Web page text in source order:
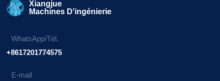
Xiangjue
Machines D'ingénierie
WhatsApp/Tél.
+8617201774575
E-mail